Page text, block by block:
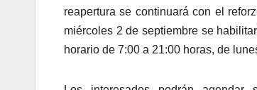
reapertura se continuará con el
miércoles 2 de septiembre se
horario de 7:00 a 21:00 horas, de